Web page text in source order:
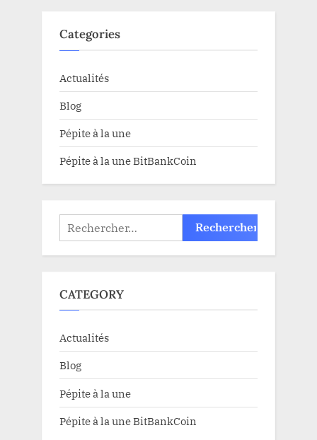
Categories
Actualités
Blog
Pépite à la une
Pépite à la une BitBankCoin
Rechercher :
CATEGORY
Actualités
Blog
Pépite à la une
Pépite à la une BitBankCoin